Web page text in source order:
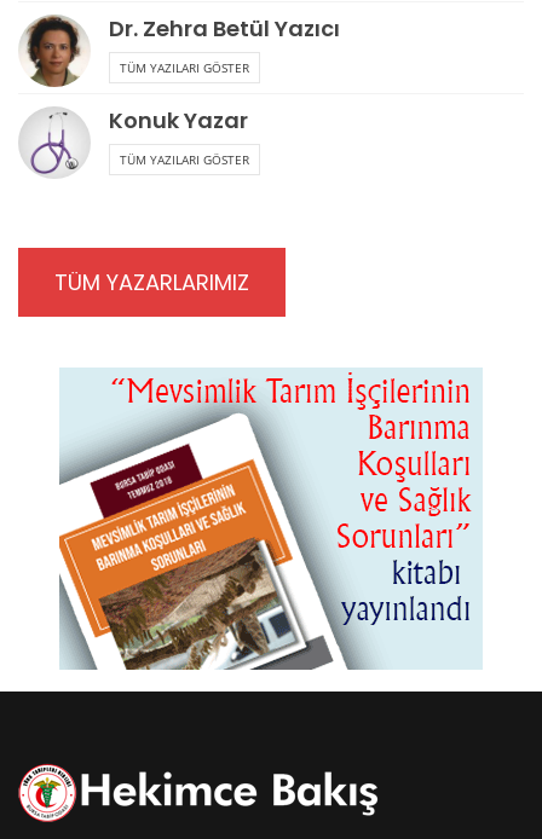
Dr. Zehra Betül Yazıcı
TÜM YAZILARI GÖSTER
Konuk Yazar
TÜM YAZILARI GÖSTER
TÜM YAZARLARIMIZ